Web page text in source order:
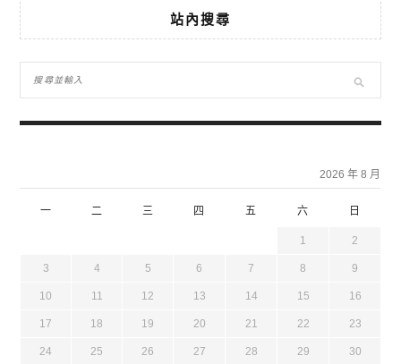
站內搜尋
2026 年 8 月
一 二 三 四 五 六 日
1 2
3 4 5 6 7 8 9
10 11 12 13 14 15 16
17 18 19 20 21 22 23
24 25 26 27 28 29 30